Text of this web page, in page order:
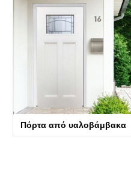
Πόρτα από υαλοβάμβακα